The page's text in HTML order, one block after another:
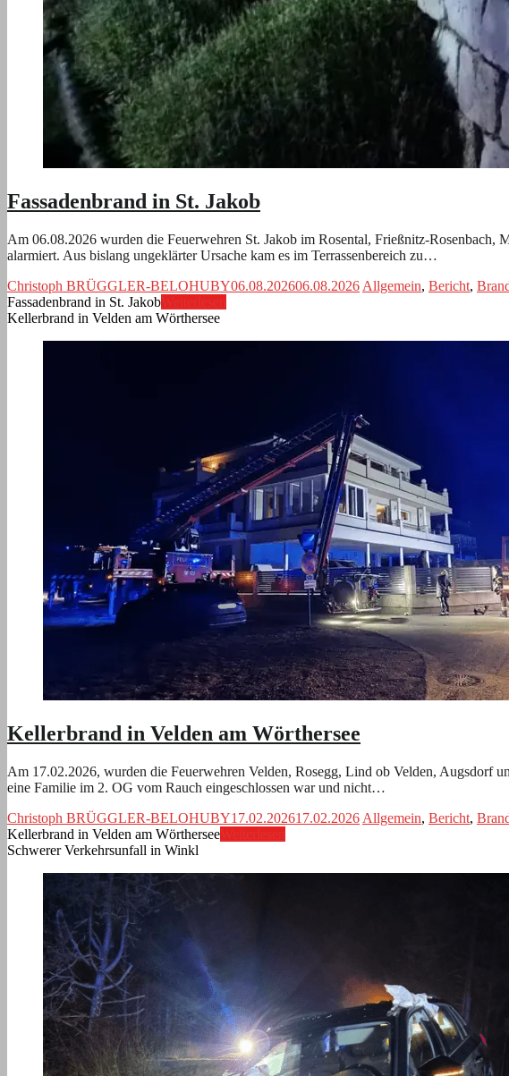
Fassadenbrand in St. Jakob
Am 06.08.2026 wurden die Feuerwehren St. Jakob im Rosental, Frießnitz-Rosenbach,
alarmiert. Aus bislang ungeklärter Ursache kam es im Terrassenbereich zu…
Christoph BRÜGGLER-BELOHUBY06.08.202606.08.2026 Allgemein, Bericht,
Fassadenbrand in St. Jakob
Kellerbrand in Velden am Wörthersee
Kellerbrand in Velden am Wörthersee
Am 17.02.2026, wurden die Feuerwehren Velden, Rosegg, Lind ob Velden, Augsdorf
eine Familie im 2. OG vom Rauch eingeschlossen war und nicht…
Christoph BRÜGGLER-BELOHUBY17.02.202617.02.2026 Allgemein, Bericht,
Kellerbrand in Velden am Wörthersee
Schwerer Verkehrsunfall in Winkl